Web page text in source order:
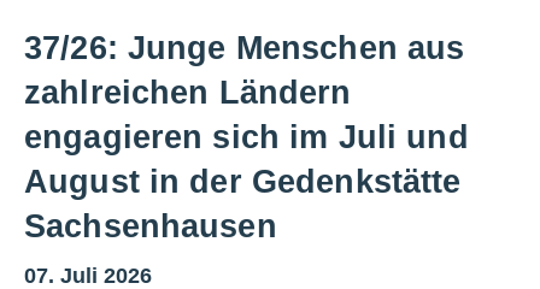
37/26: Junge Menschen aus
zahlreichen Ländern
engagieren sich im Juli und
August in der Gedenkstätte
Sachsenhausen
07. Juli 2026